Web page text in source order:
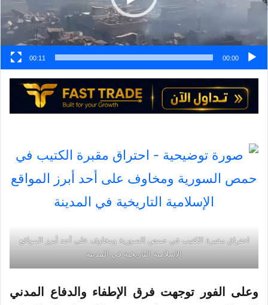
00:00
00:11
احتراق مقبرة الكتيب في حمص السورية ومخاوف على أحد أبرز المواقع
الإسلامية التاريخية في المدينة
وعلى الفور توجهت فرق الإطفاء والدفاع المدني